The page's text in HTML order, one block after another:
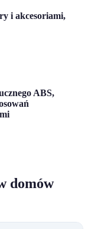
i akcesoriami,
ABS,
domów